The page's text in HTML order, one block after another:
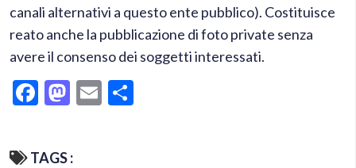
canali alternativi a questo ente pubblico). Costituisce
reato anche la pubblicazione di foto private senza
avere il consenso dei soggetti interessati.
Facebook
Mastodon
Email
TAGS :